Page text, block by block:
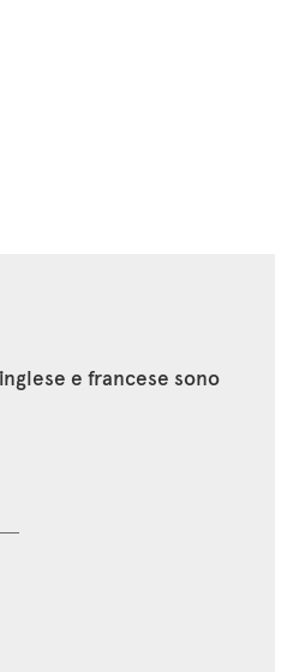
e francese sono